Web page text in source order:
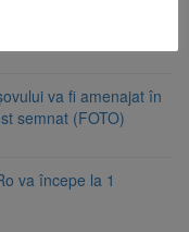
renovare. Contract de
va fi amenajat în
semnat (FOTO)
va începe la 1